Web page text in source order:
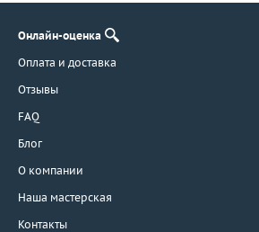
Онлайн-оценка
Оплата и доставка
Отзывы
FAQ
Блог
О компании
Наша мастерская
Контакты